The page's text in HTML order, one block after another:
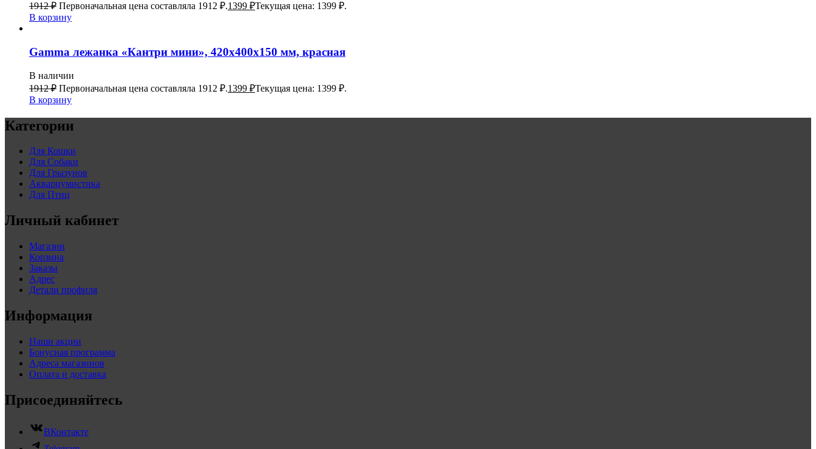
1912₽ Первоначальная цена составляла 1912 ₽.1399 ₽Текущая цена: 1399 ₽.
В корзину
Gamma лежанка «Кантри мини», 420х400х150 мм, красная
В наличии
1912₽ Первоначальная цена составляла 1912 ₽.1399 ₽Текущая цена: 1399 ₽.
В корзину
Категории
Для Кошки
Для Собаки
Для Грызунов
Аквариумистика
Для Птиц
Личный кабинет
Магазин
Корзина
Заказы
Адрес
Детали профиля
Информация
Наши акции
Бонусная программа
Адреса магазинов
Оплата и доставка
Присоединяйтесь
ВКонтакте